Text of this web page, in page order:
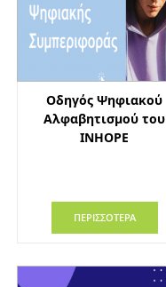
Οδηγός Ψηφιακού
Αλφαβητισμού του
INHOPE
ΠΕΡΙΣΣΟΤΕΡΑ